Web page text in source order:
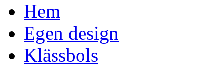
till
innehållHem
Egen design
Klässbols